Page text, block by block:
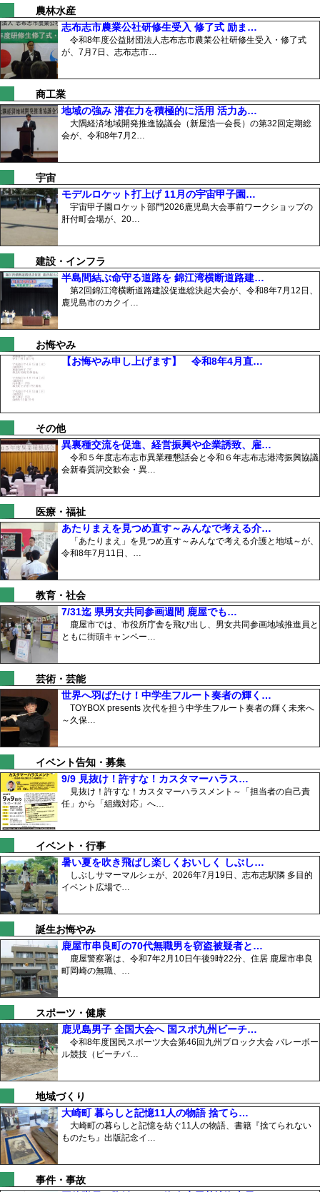
農林水産
志布志市農業公社研修生受入 修了式 励ま…
令和8年度公益財団法人志布志市農業公社研修生受入・修了式
が、7月7日、志布志市…
商工業
地域の強み 潜在力を積極的に活用 活力あ…
大隅経済地域開発推進協議会（新屋浩一会長）の第32回定期総
会が、令和8年7月2…
宇宙
モデルロケット打上げ 11月の宇宙甲子園…
宇宙甲子園ロケット部門2026鹿児島大会事前ワークショップの
肝付町会場が、20…
建設・インフラ
半島間結ぶ命守る道路を 錦江湾横断道路建…
第2回錦江湾横断道路建設促進総決起大会が、令和8年7月12日、
鹿児島市のカクイ…
お悔やみ
【お悔やみ申し上げます】 令和8年4月直…
その他
異裏種交流を促進、経営振興や企業誘致、雇…
令和５年度志布志市異業種懇話会と令和６年志布志港湾振興協議
会新春質詞交歓会・異…
医療・福祉
あたりまえを見つめ直す～みんなで考える介…
「あたりまえ」を見つめ直す～みんなで考える介護と地域～が、
令和8年7月11日、…
教育・社会
7/31迄 県男女共同参画週間 鹿屋でも…
鹿屋市では、市役所庁舎を飛び出し、男女共同参画地域推進員と
ともに街頭キャンペー…
芸術・芸能
世界へ羽ばたけ！中学生フルート奏者の輝く…
TOYBOX presents 次代を担う中学生フルート奏者の輝く未来へ
～久保…
イベント告知・募集
9/9 見抜け！許すな！カスタマーハラス…
見抜け！許すな！カスタマーハラスメント～「担当者の自己責
任」から「組織対応」へ…
イベント・行事
暑い夏を吹き飛ばし楽しくおいしく しぶし…
しぶしサマーマルシェが、2026年7月19日、志布志駅隣 多目的
イベント広場で…
誕生お悔やみ
鹿屋市串良町の70代無職男を窃盗被疑者と…
鹿屋警察署は、令和7年2月10日午後9時22分、住居 鹿屋市串良
町岡崎の無職、…
スポーツ・健康
鹿児島男子 全国大会へ 国スポ九州ビーチ…
令和8年度国民スポーツ大会第46回九州ブロック大会 バレーボー
ル競技（ビーチバ…
地域づくり
大崎町 暮らしと記憶11人の物語 捨てら…
大崎町の暮らしと記憶を紡ぐ11人の物語、書籍『捨てられない
ものたち』出版記念イ…
事件・事故